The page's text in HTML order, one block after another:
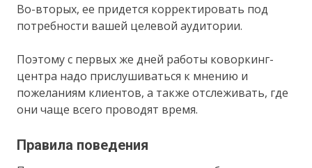
Во-вторых, ее придется корректировать под
потребности вашей целевой аудитории.
Поэтому с первых же дней работы коворкинг-
центра надо прислушиваться к мнению и
пожеланиям клиентов, а также отслеживать, где
они чаще всего проводят время.
Правила поведения